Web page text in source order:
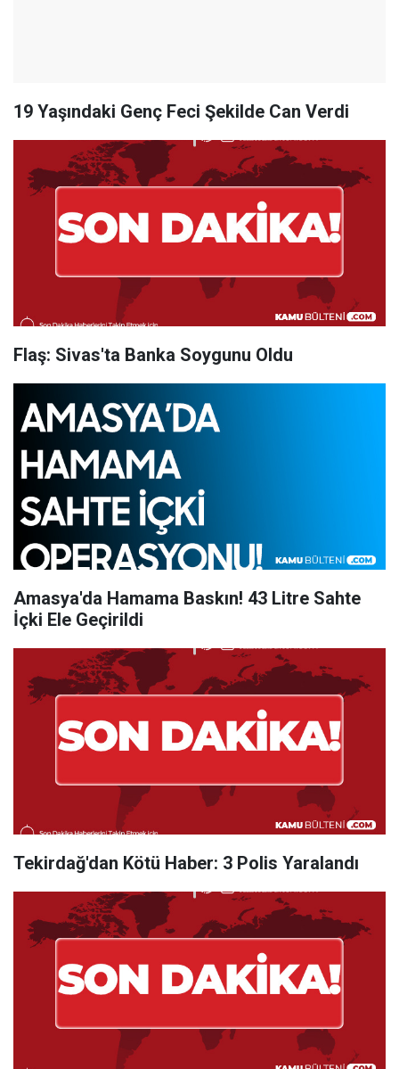
19 Yaşındaki Genç Feci Şekilde Can Verdi
Flaş: Sivas'ta Banka Soygunu Oldu
Amasya'da Hamama Baskın! 43 Litre Sahte
İçki Ele Geçirildi
Tekirdağ'dan Kötü Haber: 3 Polis Yaralandı